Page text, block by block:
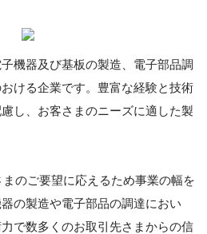
機器及び基板の製造、電子部品調
ける企業です。豊富な経験と技術
し、お客さまのニーズに適した製
のご要望に応えるため事業の幅を
の製造や電子部品の調達におい
で数多くのお取引先さまからの信